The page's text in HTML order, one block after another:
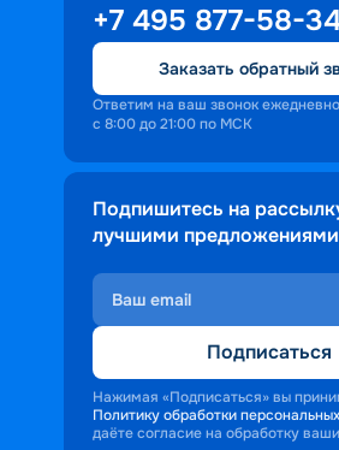
+7 495 877-58-
Заказать обратный
Ответим на ваш звонок ежедневно
с 8:00 до 21:00 по МСК
Подпишитесь на
лучшими предложениями
Подписаться
Нажимая «Подписаться» вы
Политику обработки
даёте согласие на обработку